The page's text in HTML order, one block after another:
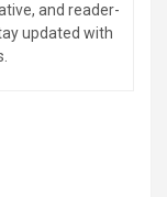
and reader-
updated with